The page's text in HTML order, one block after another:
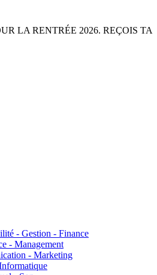
LA RENTRÉE 2026. REÇOIS TA
- Gestion - Finance
- Management
- Marketing